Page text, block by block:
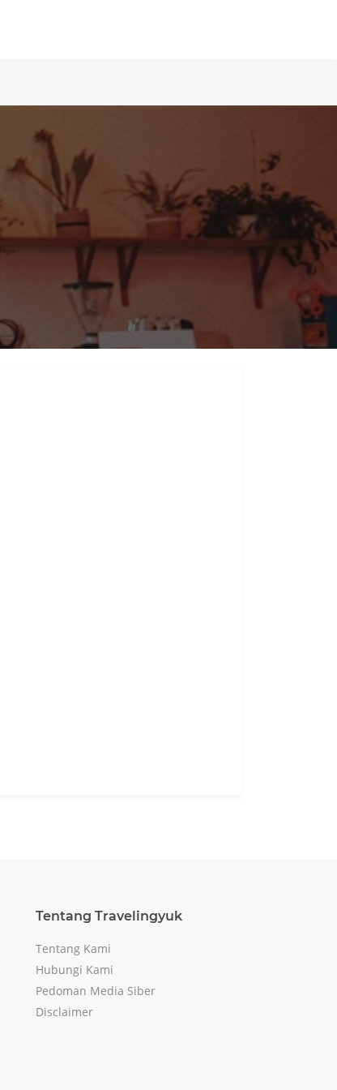
Tentang Travelingyuk
Tentang Kami
Hubungi Kami
Pedoman Media Siber
Disclaimer